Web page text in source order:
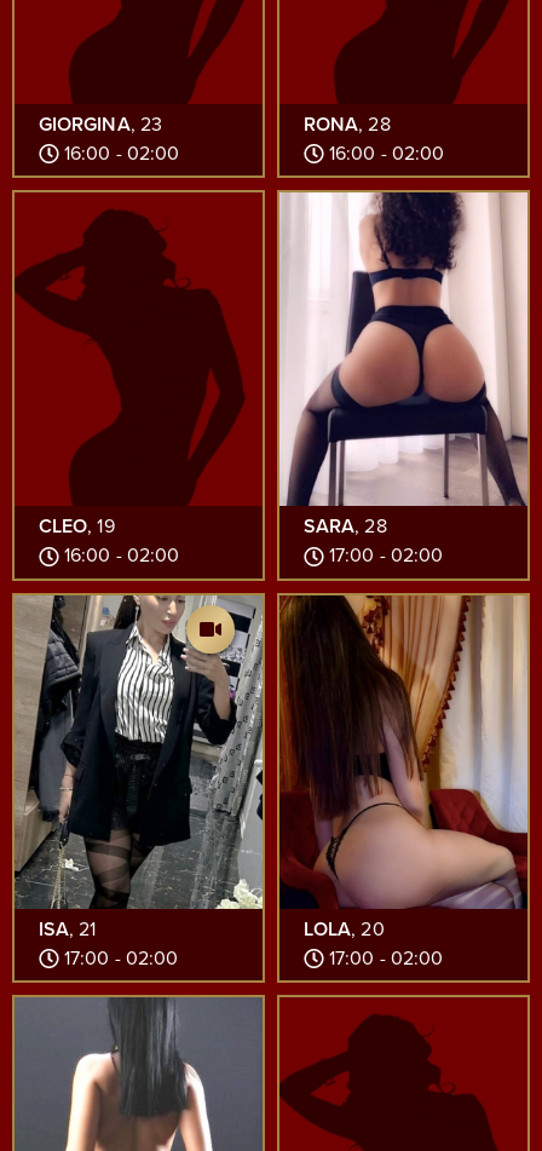
GIORGINA, 23
16:00 - 02:00
RONA, 28
16:00 - 02:00
CLEO, 19
16:00 - 02:00
SARA, 28
17:00 - 02:00
ISA, 21
17:00 - 02:00
LOLA, 20
17:00 - 02:00